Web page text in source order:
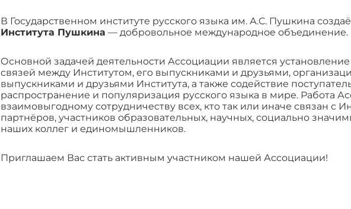
В Государственном институте русского языка им. А.С. Пушкина
Института Пушкина — добровольное международное объединение.
Основной задачей деятельности Ассоциации является
связей между Институтом, его выпускниками и друзьями,
выпускниками и друзьями Института, а также содействие
распространение и популяризация русского языка в мире. Работа
взаимовыгодному сотрудничеству всех, кто так или иначе связан с
партнёров, участников образовательных, научных, социально
наших коллег и единомышленников.
Приглашаем Вас стать активным участником нашей Ассоциации!